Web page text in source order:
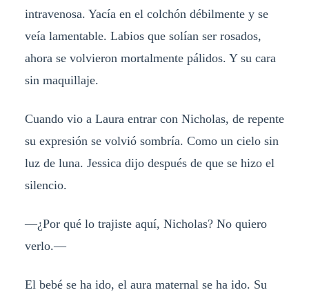
intravenosa. Yacía en el colchón débilmente y se
veía lamentable. Labios que solían ser rosados,
ahora se volvieron mortalmente pálidos. Y su cara
sin maquillaje.
Cuando vio a Laura entrar con Nicholas, de repente
su expresión se volvió sombría. Como un cielo sin
luz de luna. Jessica dijo después de que se hizo el
silencio.
—¿Por qué lo trajiste aquí, Nicholas? No quiero
verlo.—
El bebé se ha ido, el aura maternal se ha ido. Su